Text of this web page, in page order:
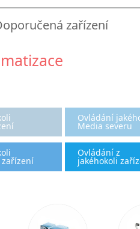
zařízení
Ovládání
Media severu
Ovládání z
jakéhokoli